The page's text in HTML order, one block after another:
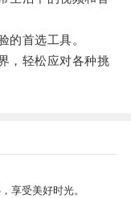
首选工具。
轻松应对各种挑
享受美好时光。